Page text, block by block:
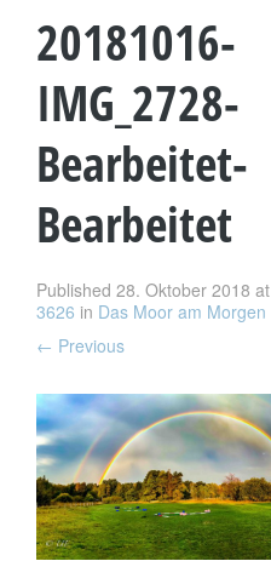
20181016-
IMG_2728-
Bearbeitet-
Bearbeitet
Published 28. Oktober 2018 at
3626 in Das Moor am Morgen
← Previous